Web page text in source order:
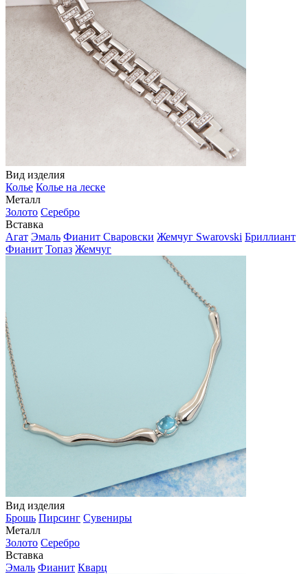
Вид изделия
Колье Колье на леске
Металл
Золото Серебро
Вставка
Агат Эмаль Фианит Сваровски Жемчуг Swarovski Бриллиант
Фианит Топаз Жемчуг
Вид изделия
Брошь Пирсинг Сувениры
Металл
Золото Серебро
Вставка
Эмаль Фианит Кварц